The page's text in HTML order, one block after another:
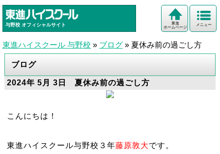
与野校 オフィシャルサイト メニュー
東進
ホームページ
東進ハイスクール 与野校 » ブログ » 夏休み前の過ごし方
ブログ
2024年 5月 3日 夏休み前の過ごし方
こんにちは！
東進ハイスクール与野校３年藤原敦大です。